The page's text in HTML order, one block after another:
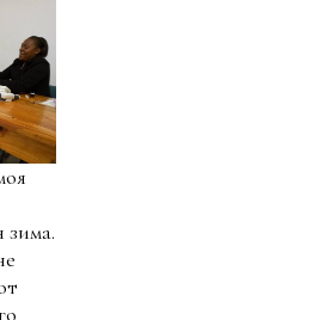
зима.